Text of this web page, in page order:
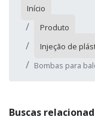
Início
Produto
Injeção de
Bombas para
Buscas